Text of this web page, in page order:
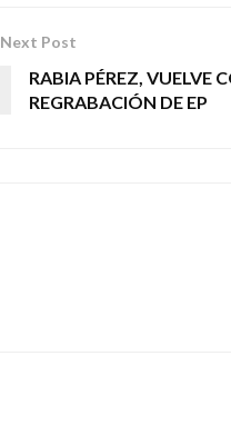
Next Post
RABIA PÉREZ, VUELVE
REGRABACIÓN DE EP